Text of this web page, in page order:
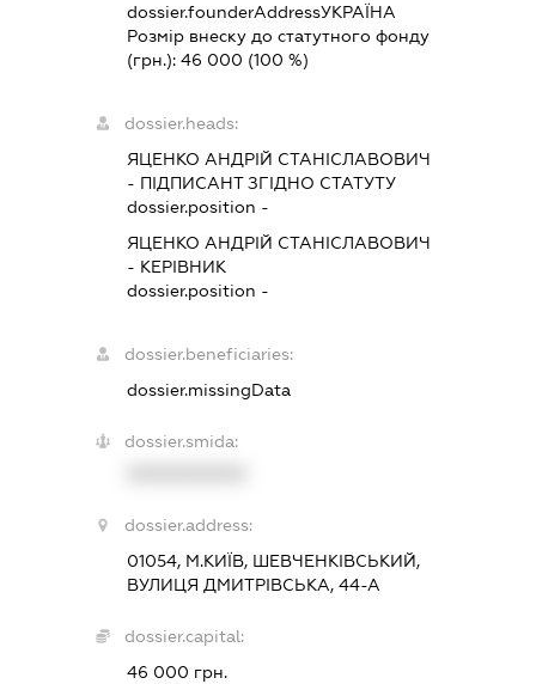
dossier.founderAddressУКРАЇНА
Розмір внеску до статутного фонду
(грн.):46 000 (100 %)
dossier.heads:
ЯЦЕНКО АНДРІЙ СТАНІСЛАВОВИЧ
- ПІДПИСАНТЗГІДНО СТАТУТУ
dossier.position -
ЯЦЕНКО АНДРІЙ СТАНІСЛАВОВИЧ
- КЕРІВНИК
dossier.position -
dossier.beneficiaries:
dossier.missingData
dossier.smida:
dossier.address:
01054, М.КИЇВ, ШЕВЧЕНКІВСЬКИЙ,
ВУЛИЦЯ ДМИТРІВСЬКА, 44-А
dossier.capital:
46 000 грн.